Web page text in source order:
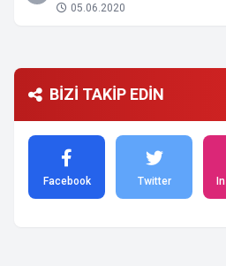
05.06.2020
BİZİ TAKİP EDİN
Facebook Twitter